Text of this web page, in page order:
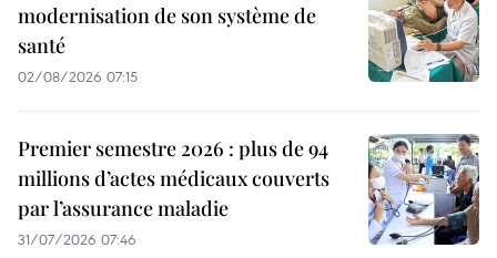
modernisation de son système de
santé
02/08/2026 07:15
Premier semestre 2026 : plus de 94
millions d’actes médicaux couverts
par l’assurance maladie
31/07/2026 07:46